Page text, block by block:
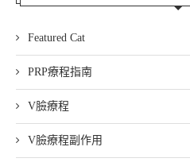
Featured Cat
PRP療程指南
V臉療程
V臉療程副作用